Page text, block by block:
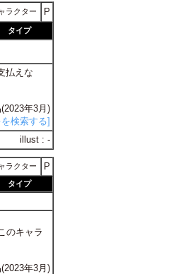
ラクター P
タイプ
払えな
年3月)
検索する]
illust : -
ラクター P
タイプ
のキャラ
年3月)